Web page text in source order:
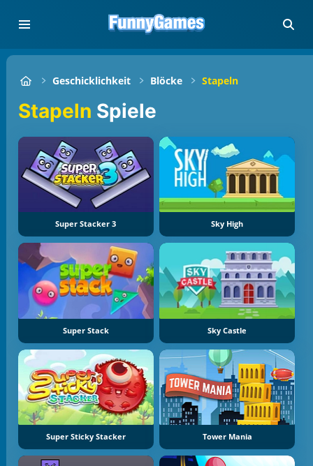
Geschicklichkeit Blöcke Stapeln
Stapeln Spiele
Super Stacker 3 Sky High
Super Stack Sky Castle
Super Sticky Stacker Tower Mania